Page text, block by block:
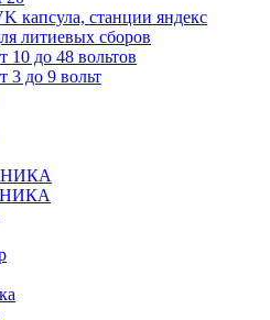
капсула, станции яндекс
литиевых сборов
10 до 48 вольтов
3 до 9 вольт